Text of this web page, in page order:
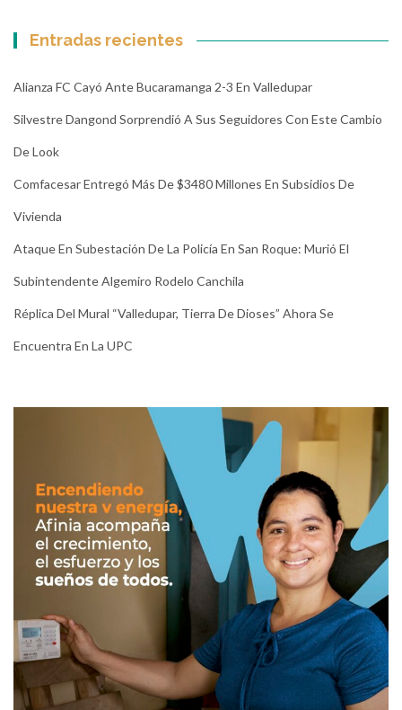
Entradas recientes
Alianza FC Cayó Ante Bucaramanga 2-3 En Valledupar
Silvestre Dangond Sorprendió A Sus Seguidores Con Este Cambio
De Look
Comfacesar Entregó Más De $3480 Millones En Subsidios De
Vivienda
Ataque En Subestación De La Policía En San Roque: Murió El
Subintendente Algemiro Rodelo Canchila
Réplica Del Mural “Valledupar, Tierra De Dioses” Ahora Se
Encuentra En La UPC